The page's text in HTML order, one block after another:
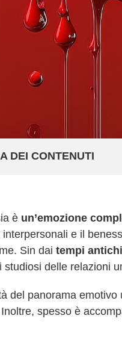
DEI CONTENUTI
è un’emozione
interpersonali e il
Sin dai tempi antichi
studiosi delle relazioni
del panorama
spesso è